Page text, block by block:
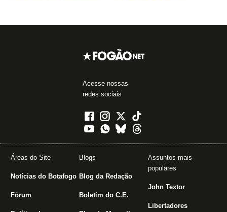
Acesse nossas
redes sociais
Áreas do Site
Notícias do Botafogo
Fórum
Blogs
Blog da Redação
Boletim do C.E.
Assuntos mais
populares
John Textor
Libertadores